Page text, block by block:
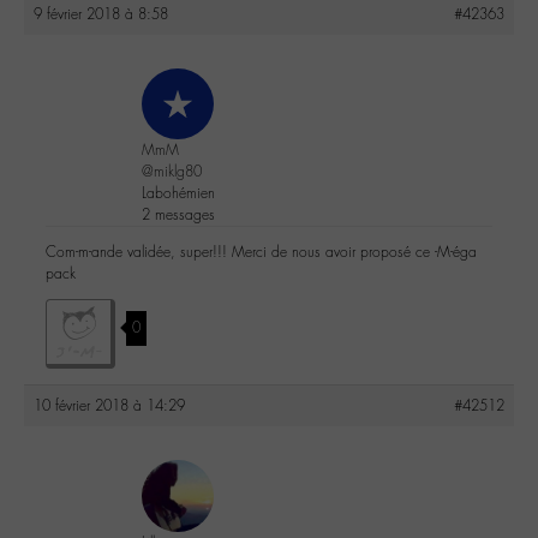
9 février 2018 à 8:58 #42363
MmM
@miklg80
Labohémien
2 messages
Com-m-ande validée, super!!! Merci de nous avoir proposé ce -M-éga
pack
0
10 février 2018 à 14:29 #42512